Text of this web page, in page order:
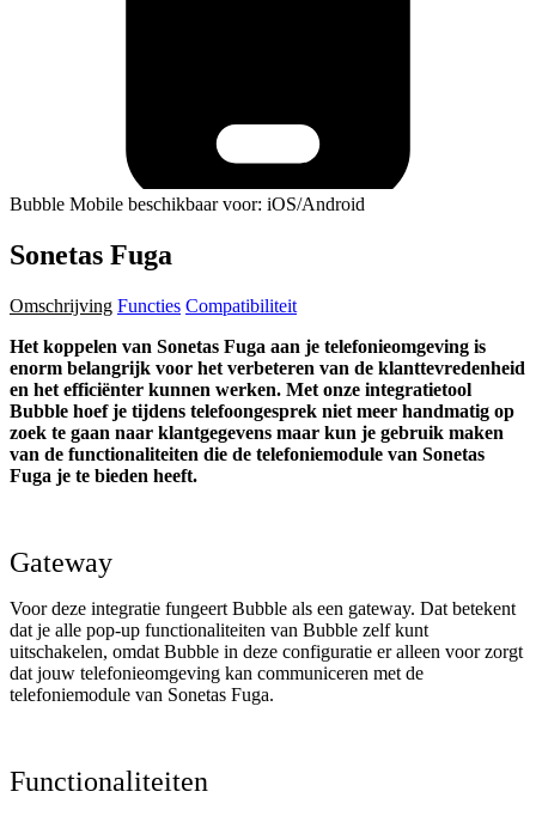
Bubble Mobile beschikbaar voor: iOS/Android
Sonetas Fuga
Omschrijving Functies Compatibiliteit
Het koppelen van Sonetas Fuga aan je telefonieomgeving is
enorm belangrijk voor het verbeteren van de klanttevredenheid
en het efficiënter kunnen werken. Met onze integratietool
Bubble hoef je tijdens telefoongesprek niet meer handmatig op
zoek te gaan naar klantgegevens maar kun je gebruik maken
van de functionaliteiten die de telefoniemodule van Sonetas
Fuga je te bieden heeft.
Gateway
Voor deze integratie fungeert Bubble als een gateway. Dat betekent
dat je alle pop-up functionaliteiten van Bubble zelf kunt
uitschakelen, omdat Bubble in deze configuratie er alleen voor zorgt
dat jouw telefonieomgeving kan communiceren met de
telefoniemodule van Sonetas Fuga.
Functionaliteiten